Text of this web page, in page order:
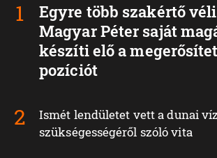
Egyre több szakértő
Magyar Péter saját
készíti elő a
pozíciót
Ismét lendületet vett a dunai
szükségességéről szóló vita